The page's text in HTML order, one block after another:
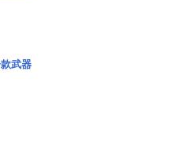
武器